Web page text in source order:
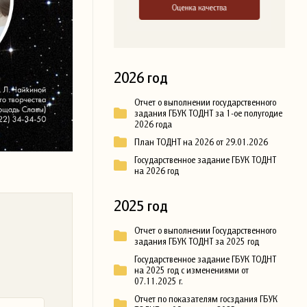
2026 год
Отчет о выполнении государственного
задания ГБУК ТОДНТ за 1-ое полугодие
2026 года
План ТОДНТ на 2026 от 29.01.2026
Государственное задание ГБУК ТОДНТ
на 2026 год
2025 год
Отчет о выполнении Государственного
задания ГБУК ТОДНТ за 2025 год
Государственное задание ГБУК ТОДНТ
на 2025 год с изменениями от
07.11.2025 г.
Отчет по показателям госздания ГБУК